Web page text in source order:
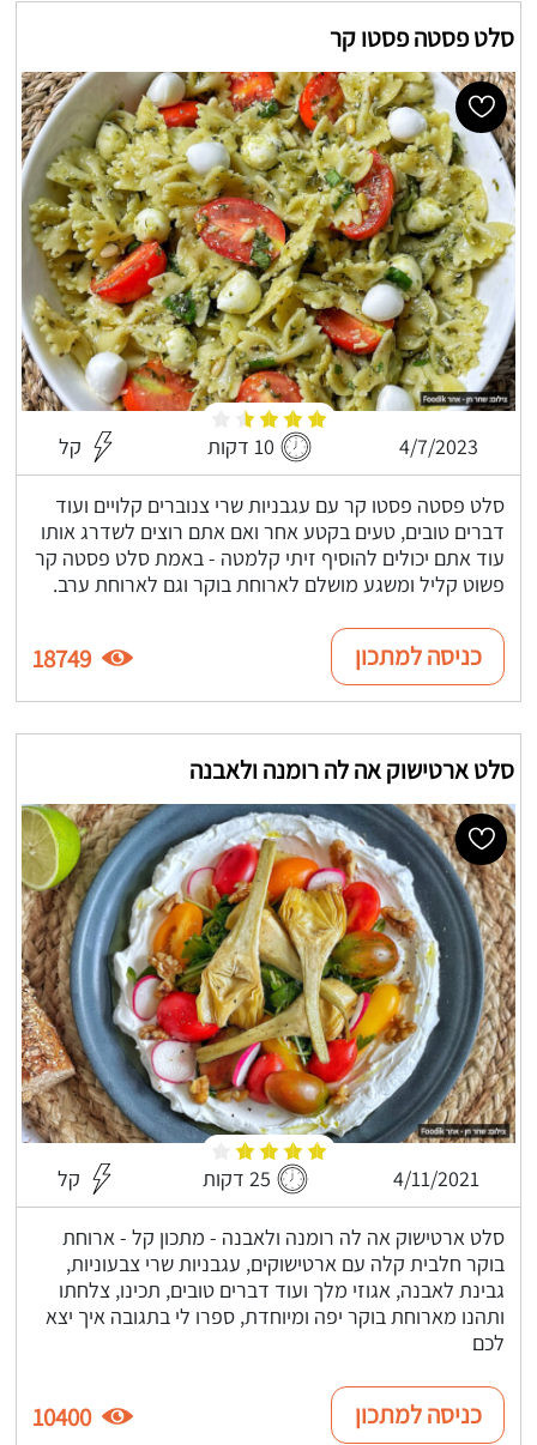
סלט פסטה פסטו קר
4/7/2023 10 דקות קל
סלט פסטה פסטו קר עם עגבניות שרי צנוברים קלויים ועוד
דברים טובים, טעים בקטע אחר ואם אתם רוצים לשדרג אותו
עוד אתם יכולים להוסיף זיתי קלמטה - באמת סלט פסטה קר
פשוט קליל ומשגע מושלם לארוחת בוקר וגם לארוחת ערב.
כניסה למתכון 18749
סלט ארטישוק אה לה רומנה ולאבנה
4/11/2021 25 דקות קל
סלט ארטישוק אה לה רומנה ולאבנה - מתכון קל - ארוחת
בוקר חלבית קלה עם ארטישוקים, עגבניות שרי צבעוניות,
גבינת לאבנה, אגוזי מלך ועוד דברים טובים, תכינו, צלחתו
ותהנו מארוחת בוקר יפה ומיוחדת, ספרו לי בתגובה איך יצא
לכם
כניסה למתכון 10400